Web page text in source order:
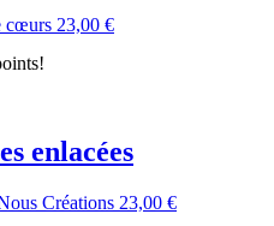
23,00 €
enlacées
23,00 €